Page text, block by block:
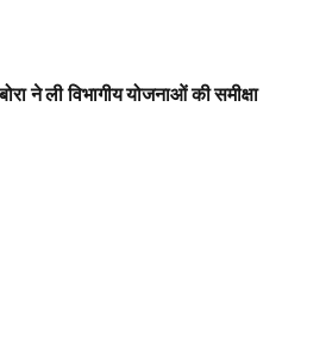
ने ली विभागीय योजनाओं की समीक्षा